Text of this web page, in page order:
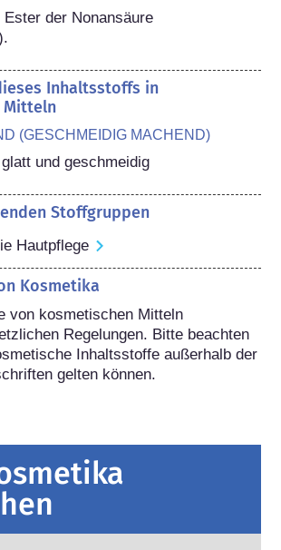
Ester der Nonansäure
Inhaltsstoffs in
Mitteln
(GESCHMEIDIG MACHEND)
und geschmeidig
Stoffgruppen
Hautpflege
Kosmetika
von kosmetischen Mitteln
Regelungen. Bitte beachten
Inhaltsstoffe außerhalb der
gelten können.